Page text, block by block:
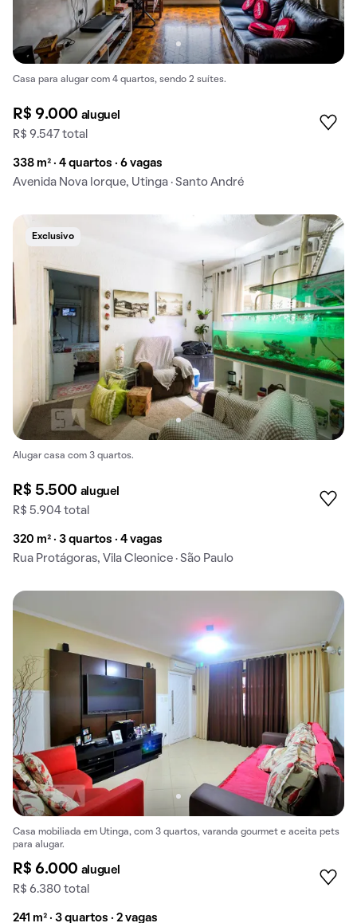
Casa para alugar com 4 quartos, sendo 2 suítes.
R$ 9.000 aluguel
R$ 9.547 total
338 m² · 4 quartos · 6 vagas
Avenida Nova Iorque, Utinga · Santo André
Exclusivo
Alugar casa com 3 quartos.
R$ 5.500 aluguel
R$ 5.904 total
320 m² · 3 quartos · 4 vagas
Rua Protágoras, Vila Cleonice · São Paulo
Casa mobiliada em Utinga, com 3 quartos, varanda gourmet e aceita pets
para alugar.
R$ 6.000 aluguel
R$ 6.380 total
241 m² · 3 quartos · 2 vagas